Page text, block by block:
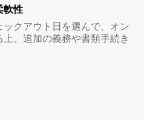
軟性
クアウト日を選んで、オン
、追加の義務や書類手続き